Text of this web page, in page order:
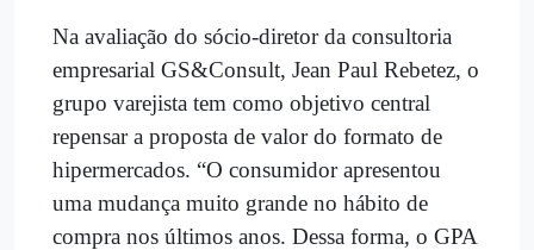
Na avaliação do sócio-diretor da consultoria
empresarial GS&Consult, Jean Paul Rebetez, o
grupo varejista tem como objetivo central
repensar a proposta de valor do formato de
hipermercados. “O consumidor apresentou
uma mudança muito grande no hábito de
compra nos últimos anos. Dessa forma, o GPA